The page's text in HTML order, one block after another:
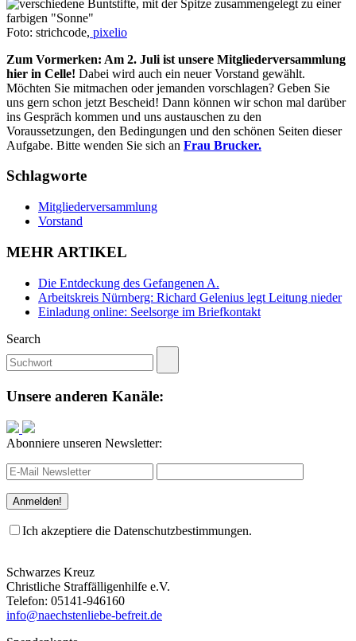
Foto: strichcode, pixelio
Zum Vormerken: Am 2. Juli ist unsere Mitgliederversammlung
hier in Celle! Dabei wird auch ein neuer Vorstand gewählt.
Möchten Sie mitmachen oder jemanden vorschlagen? Geben Sie
uns gern schon jetzt Bescheid! Dann können wir schon mal darüber
ins Gespräch kommen und uns austauschen zu den
Voraussetzungen, den Bedingungen und den schönen Seiten dieser
Aufgabe. Bitte wenden Sie sich an Frau Brucker.
Schlagworte
Mitgliederversammlung
Vorstand
MEHR ARTIKEL
Die Entdeckung des Gefangenen A.
Arbeitskreis Nürnberg: Richard Gelenius legt Leitung nieder
Einladung online: Seelsorge im Briefkontakt
Search
Unsere anderen Kanäle:
Abonniere unseren Newsletter:
Ich akzeptiere die Datenschutzbestimmungen.
Schwarzes Kreuz
Christliche Straffälligenhilfe e.V.
Telefon: 05141-946160
info@naechstenliebe-befreit.de